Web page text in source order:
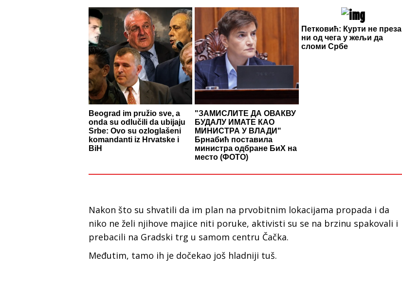
Beograd im pružio sve, a
onda su odlučili da ubijaju
Srbe: Ovo su ozloglašeni
komandanti iz Hrvatske i
BiH
"ЗАМИСЛИТЕ ДА ОВАКВУ
БУДАЛУ ИМАТЕ КАО
МИНИСТРА У ВЛАДИ"
Брнабић поставила
министра одбране БиХ на
место (ФОТО)
Петковић: Курти не преза
ни од чега у жељи да
сломи Србе
Nakon što su shvatili da im plan na prvobitnim lokacijama propada i da
niko ne želi njihove majice niti poruke, aktivisti su se na brzinu spakovali i
prebacili na Gradski trg u samom centru Čačka.
Međutim, tamo ih je dočekao još hladniji tuš.